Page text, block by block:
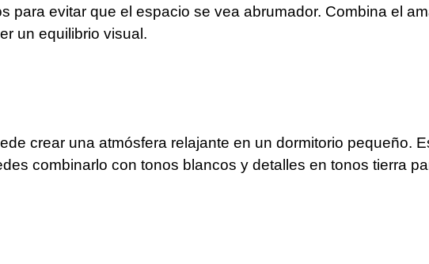
para evitar que el espacio se vea abrumador. Combina el
un equilibrio visual.
crear una atmósfera relajante en un dormitorio pequeño.
combinarlo con tonos blancos y detalles en tonos tierra